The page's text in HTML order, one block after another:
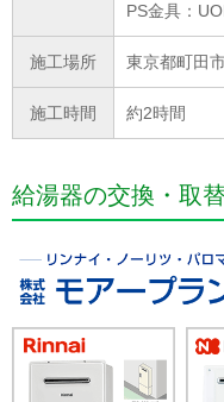
PS金具：
施工場所 東京都町田
施工時間 約2時間
給湯器の交換・取